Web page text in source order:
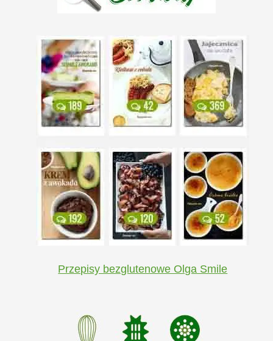
Przepisy bezglutenowe Olga Smile